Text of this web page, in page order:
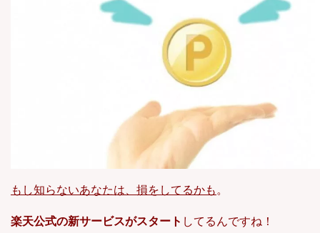
もし知らないあなたは、損をしてるかも。
楽天公式の新サービスがスタート してるんですね！